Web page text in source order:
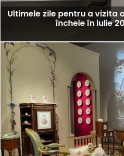
Ultimele zile pentru a vizita
încheie în iulie